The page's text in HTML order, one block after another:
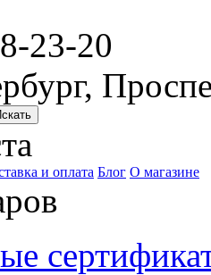
23-20
и оплата Блог О магазине